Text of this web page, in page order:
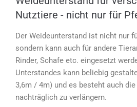
Nutztiere - nicht nur für
Der Weideunterstand ist nicht nur
sondern kann auch für andere
Rinder, Schafe etc. eingesetzt
Unterstandes kann beliebig
3,6m / 4m) und es besteht auch
nachträglich zu verlängern.